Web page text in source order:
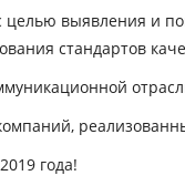
выявления и
стандартов
года!